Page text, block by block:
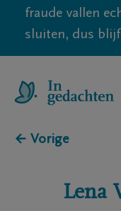
fraude vallen
sluiten, dus blijf
← Vorige
Lena